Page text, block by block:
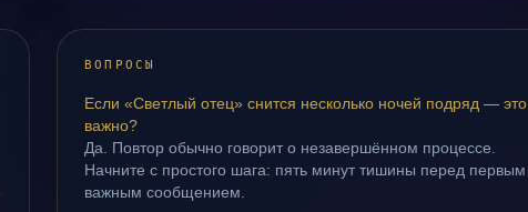
ВОПРОСЫ
Если «Светлый отец» снится несколько ночей подряд — это
важно?
Да. Повтор обычно говорит о незавершённом процессе.
Начните с простого шага: пять минут тишины перед первым
важным сообщением.